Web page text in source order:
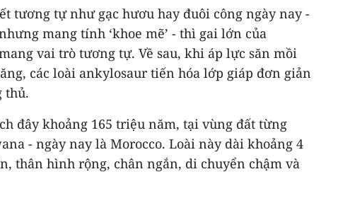
tương tự như gạc hươu hay đuôi công ngày nay -
mang tính ‘khoe mẽ’ - thì gai lớn của
vai trò tương tự. Về sau, khi áp lực săn mồi
các loài ankylosaur tiến hóa lớp giáp đơn giản
thủ.
đây khoảng 165 triệu năm, tại vùng đất từng
- ngày nay là Morocco. Loài này dài khoảng 4
thân hình rộng, chân ngắn, di chuyển chậm và